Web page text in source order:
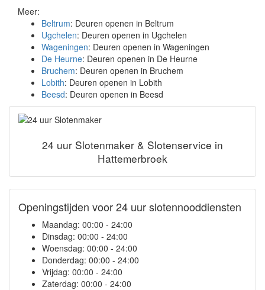
Meer:
Beltrum: Deuren openen in Beltrum
Ugchelen: Deuren openen in Ugchelen
Wageningen: Deuren openen in Wageningen
De Heurne: Deuren openen in De Heurne
Bruchem: Deuren openen in Bruchem
Lobith: Deuren openen in Lobith
Beesd: Deuren openen in Beesd
24 uur Slotenmaker & Slotenservice in
Hattemerbroek
Openingstijden voor 24 uur slotennooddiensten
Maandag: 00:00 - 24:00
Dinsdag: 00:00 - 24:00
Woensdag: 00:00 - 24:00
Donderdag: 00:00 - 24:00
Vrijdag: 00:00 - 24:00
Zaterdag: 00:00 - 24:00